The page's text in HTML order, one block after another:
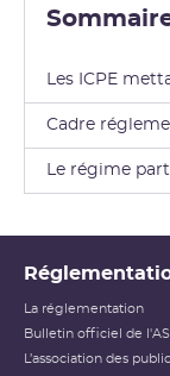
Les ICPE
Cadre
Le régime
La réglementation
Bulletin officiel de
L’association des